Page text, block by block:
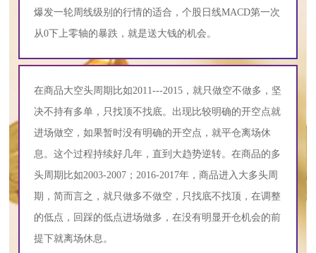
爆发一轮周线级别的行情的适合，个股日线MACD第一次
从0下上零轴的暴跌，就是送大钱的机会。
在商品大空头周期比如2011---2015，就只做空不做多，坚
决不持有多单，只找顶不找底。出现比较明确的开空点就
进场做空，如果暂时没有明确的开空点，就平仓离场休
息。这个过程持续好几年，直到大趋势逆转。在商品的多
头周期比如2003-2007；2016-2017年，商品进入大多头周
期，简而言之，就只做多不做空，只找底不找顶，在调整
的低点，回踩的低点进场做多，在没有明显开仓机会的前
提下就离场休息。